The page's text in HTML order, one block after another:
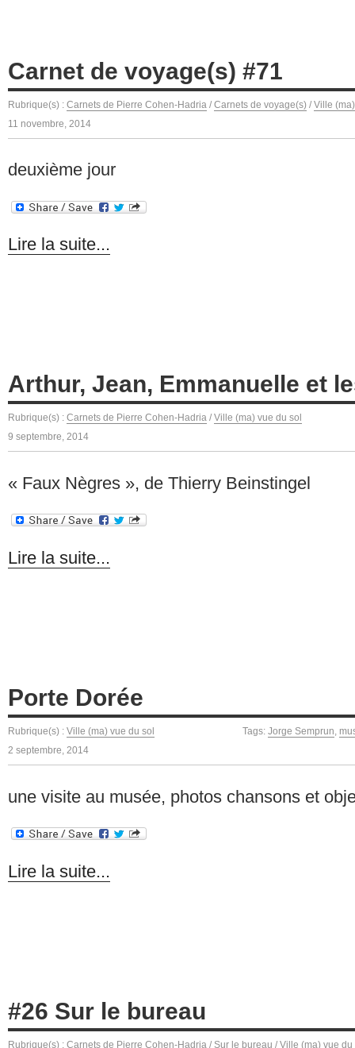
Carnet de voyage(s) #71
Rubrique(s) : Carnets de Pierre Cohen-Hadria / Carnets de voyage(s) / Ville
11 novembre, 2014
deuxième jour
Lire la suite...
Arthur, Jean, Emmanuelle et
Rubrique(s) : Carnets de Pierre Cohen-Hadria / Ville (ma) vue du sol
9 septembre, 2014
« Faux Nègres », de Thierry Beinstingel
Lire la suite...
Porte Dorée
Rubrique(s) : Ville (ma) vue du sol Tags: Jorge Semprun,
2 septembre, 2014
une visite au musée, photos chansons et
Lire la suite...
#26 Sur le bureau
Rubrique(s) : Carnets de Pierre Cohen-Hadria / Sur le bureau / Ville (ma) vue du